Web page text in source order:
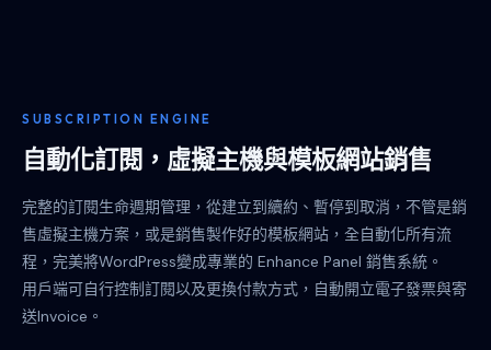
SUBSCRIPTION ENGINE
自動化訂閱，虛擬主機與模板網站銷售
完整的訂閱生命週期管理，從建立到續約、暫停到取消，不管是銷
售虛擬主機方案，或是銷售製作好的模板網站，全自動化所有流
程，完美將WordPress變成專業的 Enhance Panel 銷售系統。
用戶端可自行控制訂閱以及更換付款方式，自動開立電子發票與寄
送Invoice。